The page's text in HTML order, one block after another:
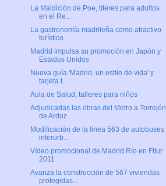
La Maldición de Poe, títeres para adultos
en el Re...
La gastronomía madrileña como atractivo
turístico
Madrid impulsa su promoción en Japón y
Estados Unidos
Nueva guía 'Madrid, un estilo de vida' y
tarjeta t...
Aula de Salud, talleres para niños
Adjudicadas las obras del Metro a Torrejón
de Ardoz
Modificación de la línea 563 de autobuses
interurb...
Vídeo promocional de Madrid Río en Fitur
2011
Avanza la construcción de 567 viviendas
protegidas...